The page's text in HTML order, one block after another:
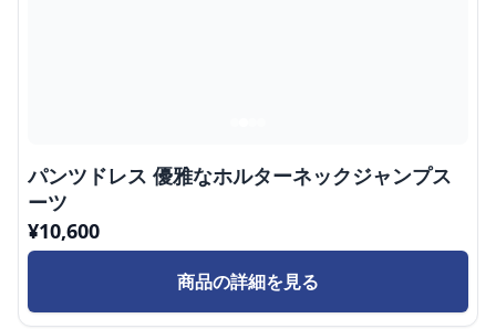
パンツドレス 優雅なホルターネックジャンプス
ーツ
¥10,600
商品の詳細を見る